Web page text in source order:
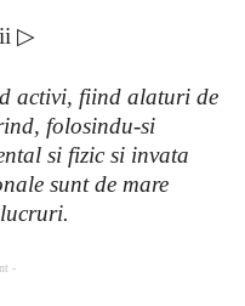
▷
activi, fiind alaturi de
folosindu-si
si fizic si invata
sunt de mare
-